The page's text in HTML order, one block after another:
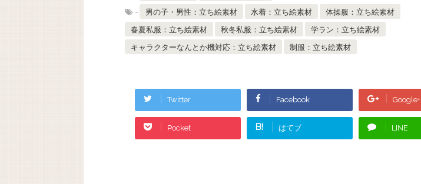
-
男の子・男性：立ち絵素材 水着：立ち絵素材
体操服：立ち絵素材
春夏私服：立ち絵素材
秋冬私服：立ち絵素材
学ラン：立ち絵素材
キャラクターなんとか機対応：立ち絵素材
制服：立ち絵素材
Twitter Facebook Google+
Pocket B! はてブ LINE